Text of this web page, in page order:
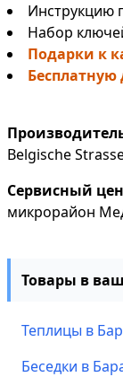
Инструкцию
Набор
Подарки к
Бесплатную
Belgische
Сервисный
микрорайон
Товары в
Теплицы в
Беседки в